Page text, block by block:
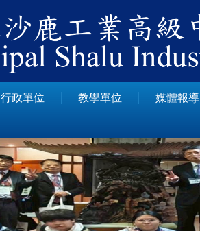
行政單位 教學單位 媒體報導